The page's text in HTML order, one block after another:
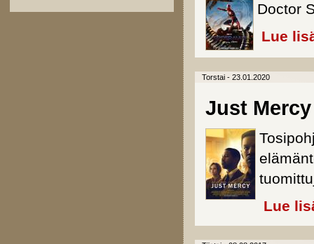
Doctor
Lue
Torstai - 23.01.2020
Just Mercy
Lue